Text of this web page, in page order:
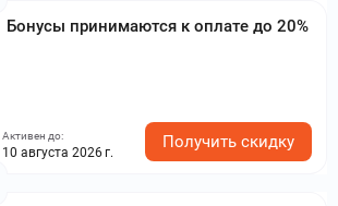
Бонусы принимаются к оплате до 20%
Активен до:
10 августа 2026 г.
Получить скидку